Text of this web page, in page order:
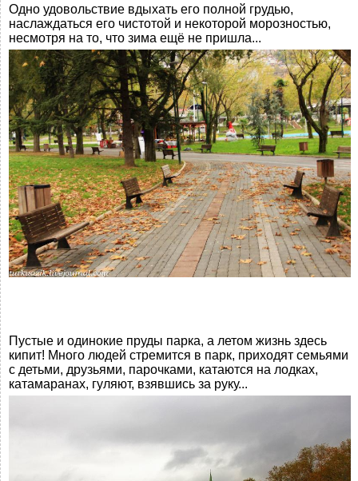
Одно удовольствие вдыхать его полной грудью,
наслаждаться его чистотой и некоторой морозностью,
несмотря на то, что зима ещё не пришла...
Пустые и одинокие пруды парка, а летом жизнь здесь
кипит! Много людей стремится в парк, приходят семьями
с детьми, друзьями, парочками, катаются на лодках,
катамаранах, гуляют, взявшись за руку...